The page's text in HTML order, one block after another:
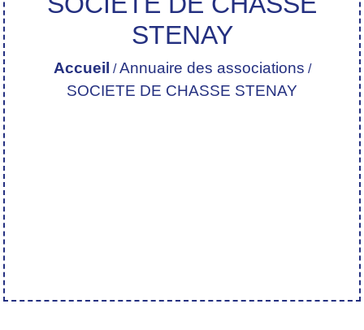
STENAY
Accueil /Annuaire des associations /
SOCIETE DE CHASSE STENAY